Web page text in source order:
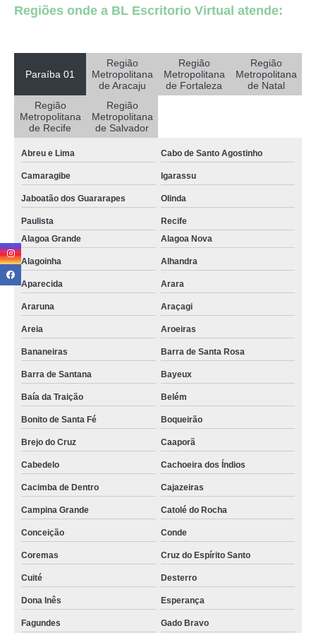
valor de salas de reuniões coworking Aparecida
preço de sala de reunião por hora Abreu e Lima
sala de reuniões moderna alugar Taperoá
salas de reuniões coworking aluguel João Pessoa
preço de sala de reunião moderna Itatuba
sala de reuniões pequena alugar Solânea
sala de reunião moderna aluguel Gurinhém
valor de sala de reunião decorada Princesa Isabel
sala de reunião corporativa alugar Guarabira
preço de sala de reunião com pessoas Araçagi
valor de sala de reunião corporativa Mamanguape
sala de reunião moderna aluguel Boqueirão
preço de sala de reunião escritório Lauro de Freitas
sala de reunião escritório São João do Rio do Peixe
valor de sala de reuniões moderna Pombal
preço de sala de reunião corporativa Mataraca
sala de reunião com pessoas aluguel Riacho dos Cavalos
salas de reuniões criativas Picuí
sala de reunião escritório alugar Uiraúna
sala de reuniões alugar Ingá
preço de sala de reuniões Cuité
valor de sala de reunião moderna Solânea
sala reunião coworking alugar Cacimba de Dentro
preço de sala de reuniões pequena Bayeux
Regiões onde a BL Escritorio Virtual atende:
Paraíba 01
Região
Metropolitana
de Aracaju
Região
Metropolitana
de Fortaleza
Região
Metropolitana
de Natal
Região
Metropolitana
de Recife
Região
Metropolitana
de Salvador
Abreu e Lima Cabo de Santo Agostinho
Camaragibe Igarassu
Jaboatão dos Guararapes Olinda
Paulista
Recife
Alagoa Grande
Alagoa Nova
Alagoinha Alhandra
Aparecida Arara
Araruna Araçagi
Areia Aroeiras
Bananeiras Barra de Santa Rosa
Barra de Santana Bayeux
Baía da Traição Belém
Bonito de Santa Fé Boqueirão
Brejo do Cruz Caaporã
Cabedelo Cachoeira dos Índios
Cacimba de Dentro Cajazeiras
Campina Grande Catolé do Rocha
Conceição Conde
Coremas Cruz do Espírito Santo
Cuité Desterro
Dona Inês Esperança
Fagundes Gado Bravo